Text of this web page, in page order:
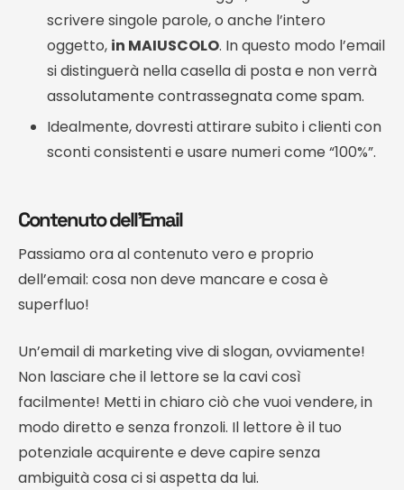
scrivere singole parole, o anche l’intero
oggetto, in MAIUSCOLO. In questo modo l’email
si distinguerà nella casella di posta e non verrà
assolutamente contrassegnata come spam.
Idealmente, dovresti attirare subito i clienti con
sconti consistenti e usare numeri come “100%”.
Contenuto dell’Email
Passiamo ora al contenuto vero e proprio
dell’email: cosa non deve mancare e cosa è
superfluo!
Un’email di marketing vive di slogan, ovviamente!
Non lasciare che il lettore se la cavi così
facilmente! Metti in chiaro ciò che vuoi vendere, in
modo diretto e senza fronzoli. Il lettore è il tuo
potenziale acquirente e deve capire senza
ambiguità cosa ci si aspetta da lui.